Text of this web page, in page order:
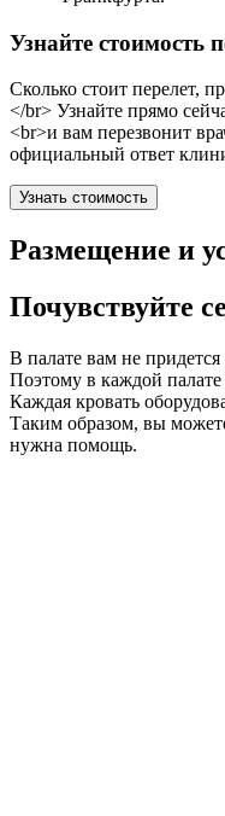
Узнайте стоимость
Сколько стоит перелет,
</br> Узнайте прямо
<br>и вам перезвонит
официальный ответ
Узнать стоимость
Размещение и
Почувствуйте
В палате вам не
Поэтому в каждой
Каждая кровать
Таким образом, вы
нужна помощь.